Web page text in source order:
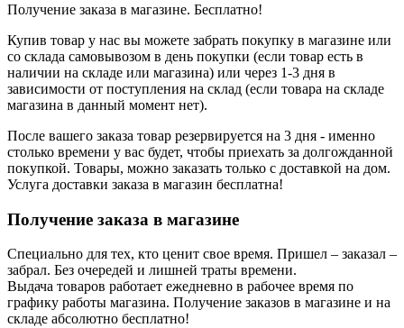
Получение заказа в магазине. Бесплатно!
Купив товар у нас вы можете забрать покупку в магазине или
со склада самовывозом в день покупки (если товар есть в
наличии на складе или магазина) или через 1-3 дня в
зависимости от поступления на склад (если товара на складе
магазина в данный момент нет).
После вашего заказа товар резервируется на 3 дня - именно
столько времени у вас будет, чтобы приехать за долгожданной
покупкой. Товары, можно заказать только с доставкой на дом.
Услуга доставки заказа в магазин бесплатна!
Получение заказа в магазине
Специально для тех, кто ценит свое время. Пришел – заказал –
забрал. Без очередей и лишней траты времени.
Выдача товаров работает ежедневно в рабочее время по
графику работы магазина. Получение заказов в магазине и на
складе абсолютно бесплатно!